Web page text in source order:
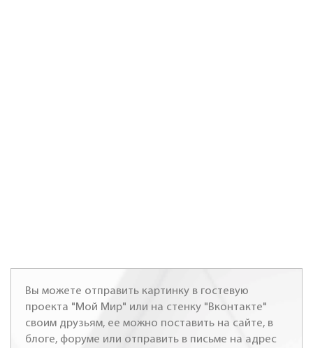
Вы можете отправить картинку в гостевую
проекта "Мой Мир" или на стенку "Вконтакте"
своим друзьям, ее можно поставить на сайте, в
блоге, форуме или отправить в письме на адрес